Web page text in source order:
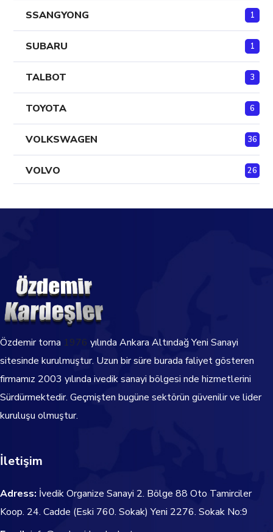
SSANGYONG 1
SUBARU 1
TALBOT 3
TOYOTA 6
VOLKSWAGEN 36
VOLVO 26
Özdemir torna 1976 yılında Ankara Altındağ Yeni Sanayi
sitesinde kurulmuştur. Uzun bir süre burada faliyet gösteren
firmamız 2003 yılında ivedik sanayi bölgesi nde hizmetlerini
Sürdürmektedir. Geçmişten bugüne sektörün güvenilir ve lider
kuruluşu olmuştur.
İletişim
Adress: İvedik Organize Sanayi 2. Bölge 88 Oto Tamirciler
Koop. 24. Cadde (Eski 760. Sokak) Yeni 2276. Sokak No:9